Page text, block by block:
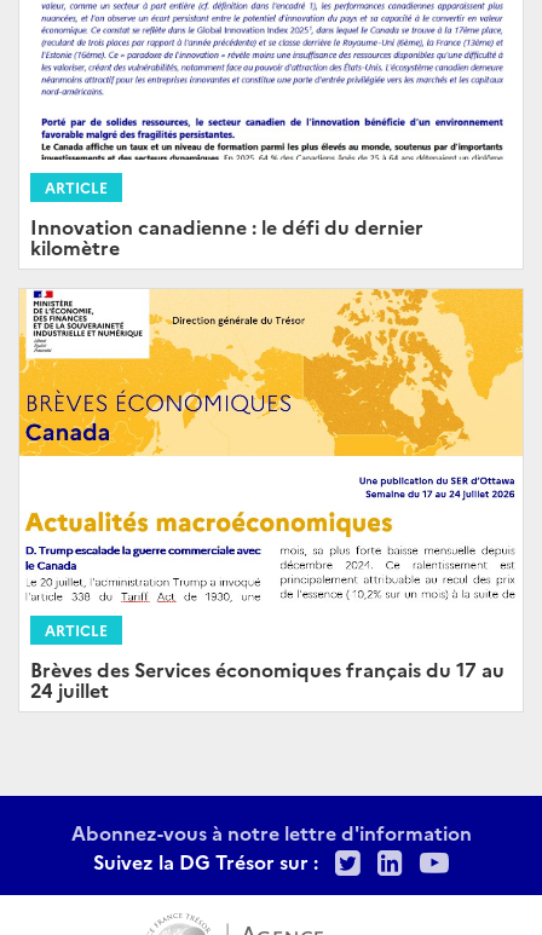
ARTICLE
Innovation canadienne : le défi du dernier
kilomètre
ARTICLE
Brèves des Services économiques français du 17 au
24 juillet
Abonnez-vous à notre lettre d'information
Suivez la DG Trésor sur :
TwitterLinkedIn